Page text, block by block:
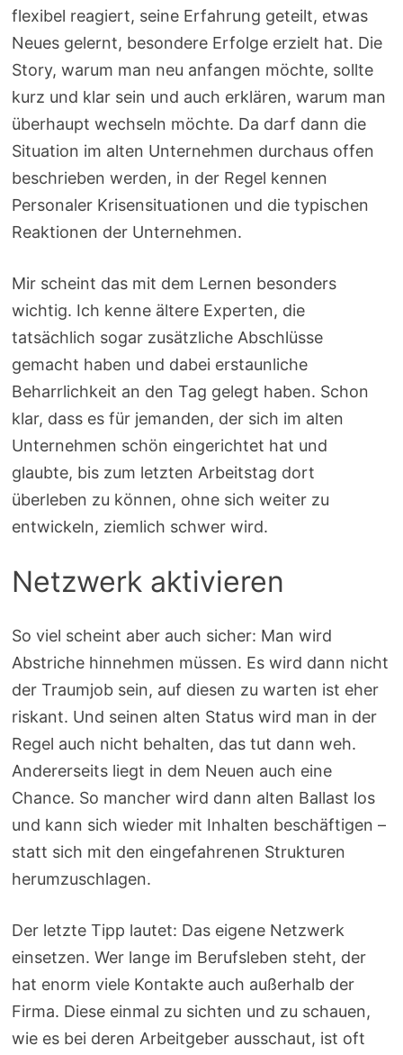
flexibel reagiert, seine Erfahrung geteilt, etwas
Neues gelernt, besondere Erfolge erzielt hat. Die
Story, warum man neu anfangen möchte, sollte
kurz und klar sein und auch erklären, warum man
überhaupt wechseln möchte. Da darf dann die
Situation im alten Unternehmen durchaus offen
beschrieben werden, in der Regel kennen
Personaler Krisensituationen und die typischen
Reaktionen der Unternehmen.
Mir scheint das mit dem Lernen besonders
wichtig. Ich kenne ältere Experten, die
tatsächlich sogar zusätzliche Abschlüsse
gemacht haben und dabei erstaunliche
Beharrlichkeit an den Tag gelegt haben. Schon
klar, dass es für jemanden, der sich im alten
Unternehmen schön eingerichtet hat und
glaubte, bis zum letzten Arbeitstag dort
überleben zu können, ohne sich weiter zu
entwickeln, ziemlich schwer wird.
Netzwerk aktivieren
So viel scheint aber auch sicher: Man wird
Abstriche hinnehmen müssen. Es wird dann nicht
der Traumjob sein, auf diesen zu warten ist eher
riskant. Und seinen alten Status wird man in der
Regel auch nicht behalten, das tut dann weh.
Andererseits liegt in dem Neuen auch eine
Chance. So mancher wird dann alten Ballast los
und kann sich wieder mit Inhalten beschäftigen –
statt sich mit den eingefahrenen Strukturen
herumzuschlagen.
Der letzte Tipp lautet: Das eigene Netzwerk
einsetzen. Wer lange im Berufsleben steht, der
hat enorm viele Kontakte auch außerhalb der
Firma. Diese einmal zu sichten und zu schauen,
wie es bei deren Arbeitgeber ausschaut, ist oft